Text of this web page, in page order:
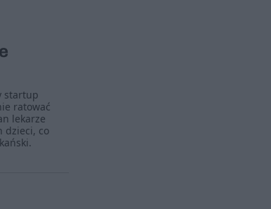
startup
ratować
lekarze
dzieci, co